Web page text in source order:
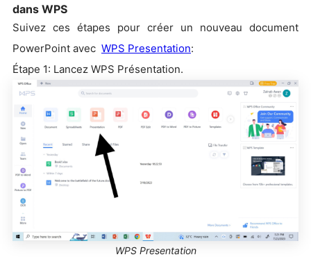
dans WPS
Suivez ces étapes pour créer un nouveau document
PowerPoint avec WPS Presentation:
Étape 1: Lancez WPS Présentation.
WPS Presentation